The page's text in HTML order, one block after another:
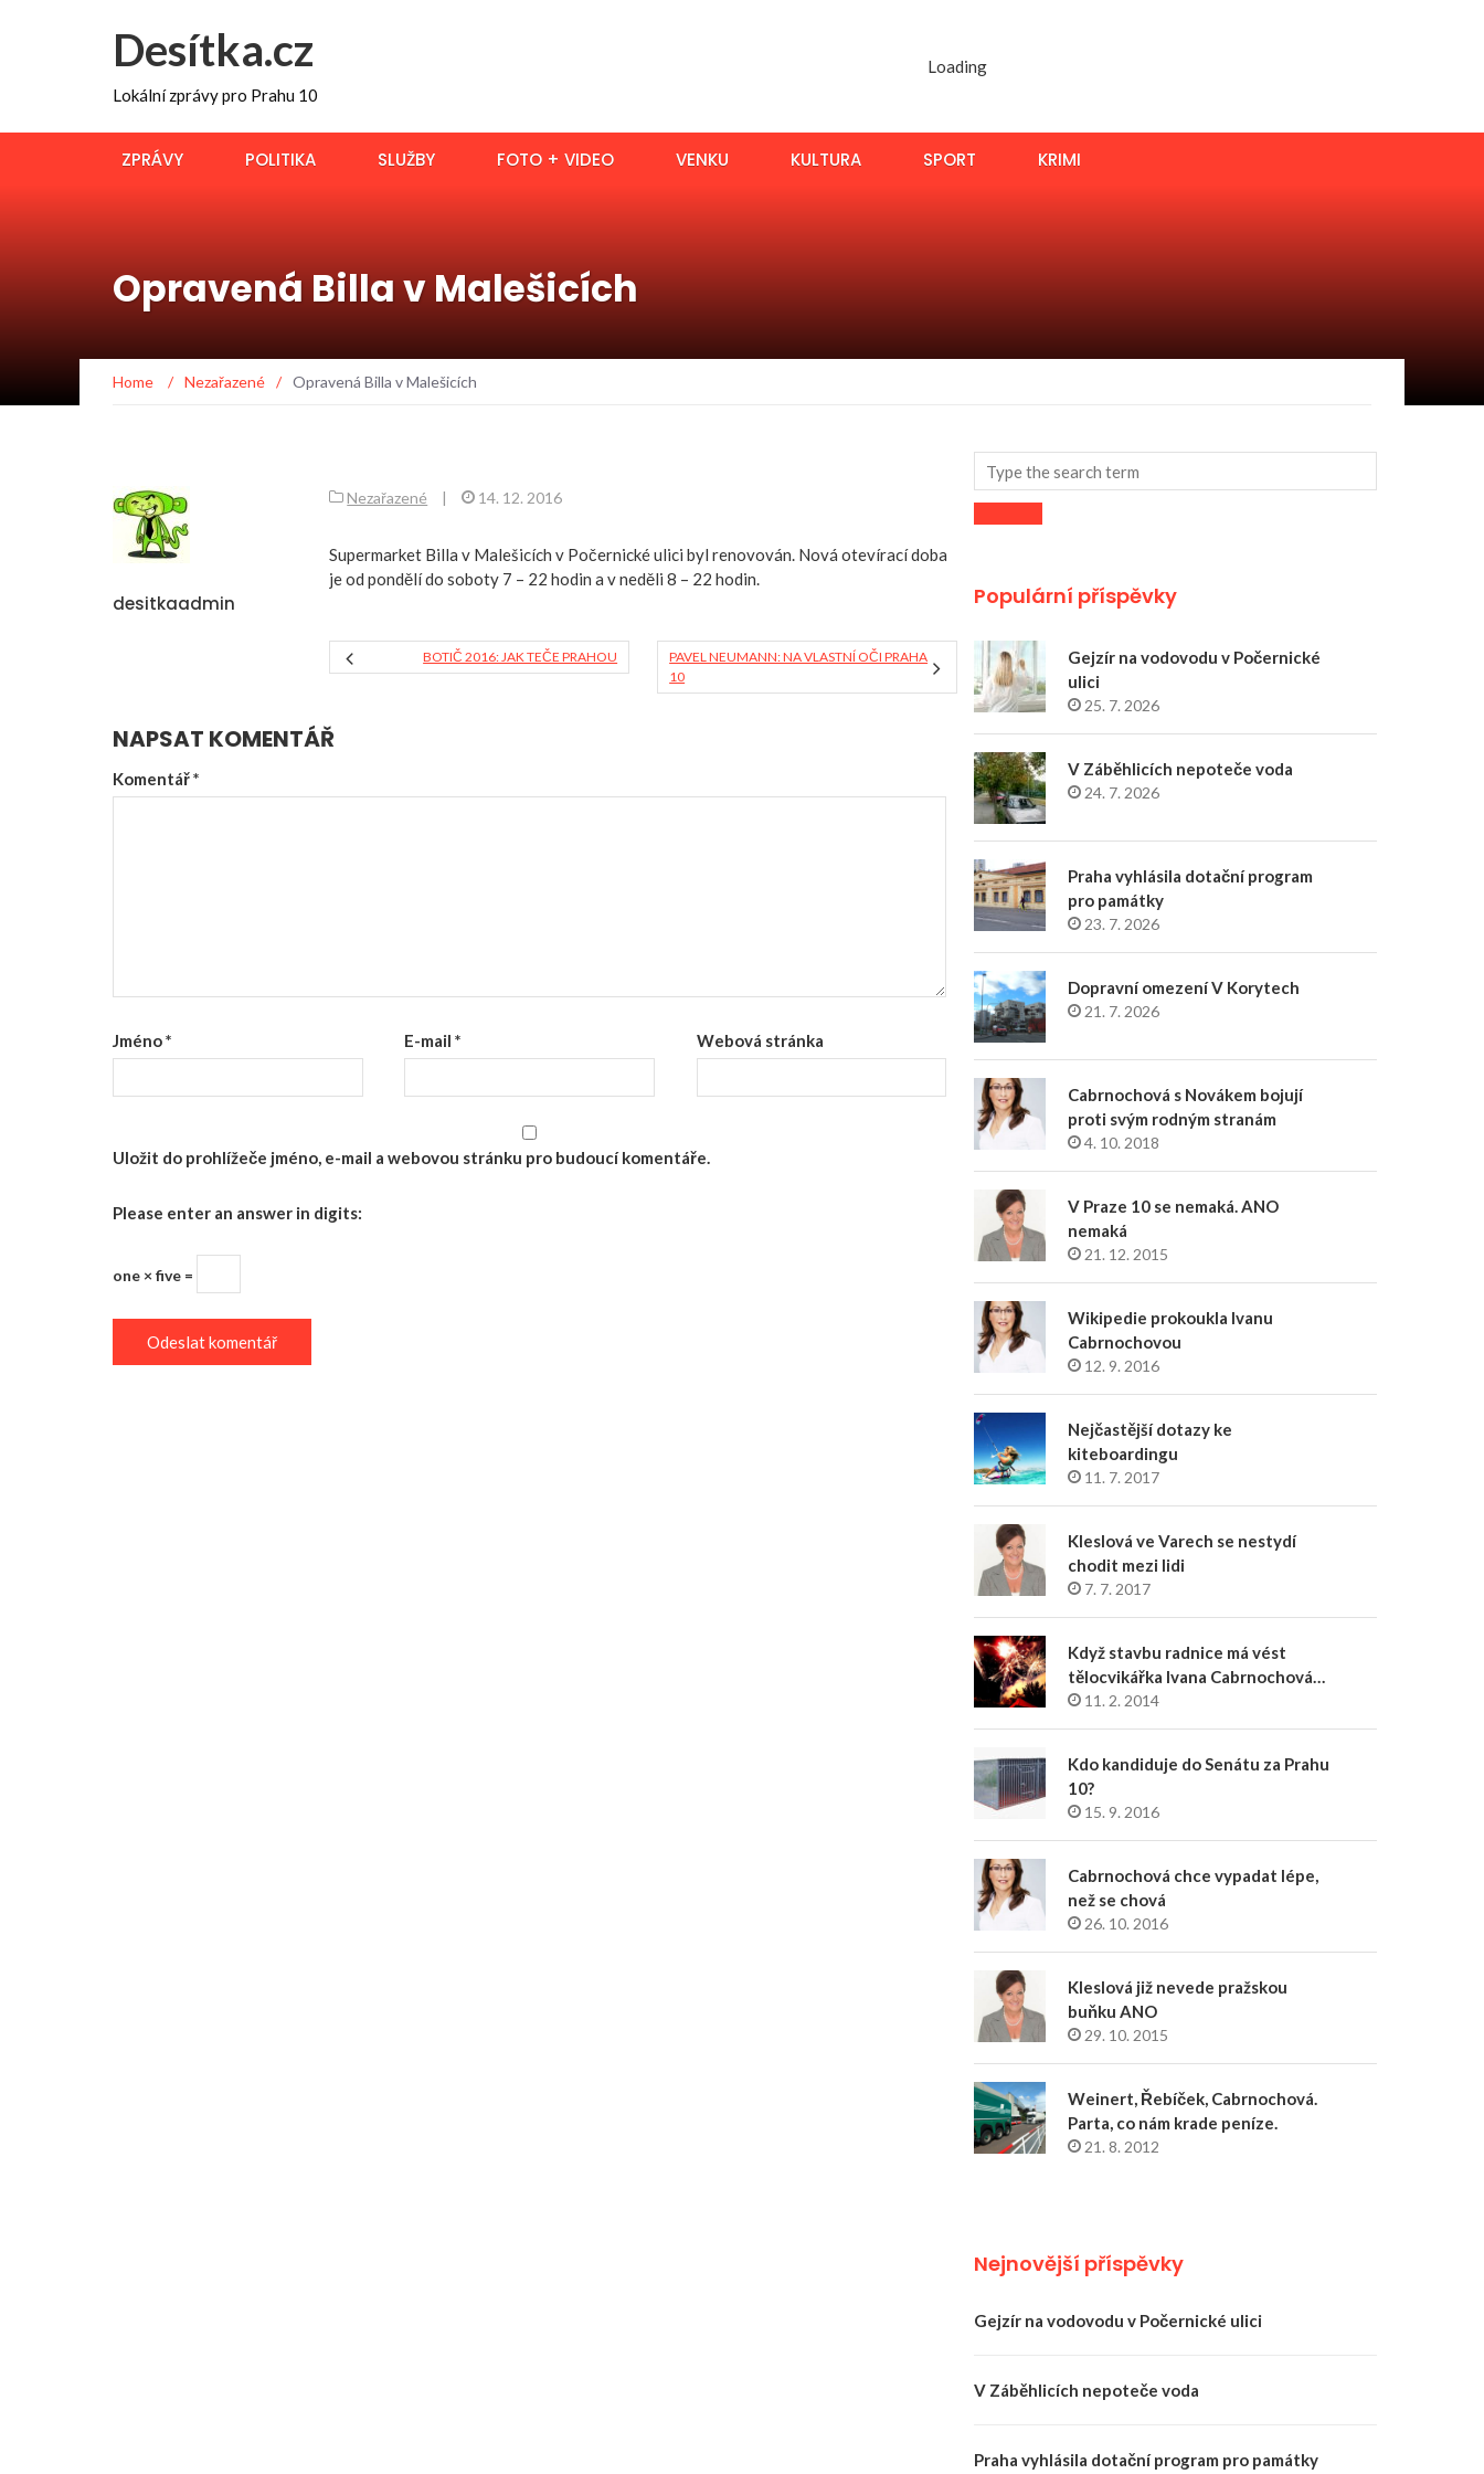
Desítka.cz
Lokální zprávy pro Prahu 10
Loading
ZPRÁVY POLITIKA SLUŽBY FOTO + VIDEO VENKU KULTURA SPORT KRIMI
Opravená Billa v Malešicích
Home / Nezařazené / Opravená Billa v Malešicích
desitkaadmin
Nezařazené | 14. 12. 2016
Supermarket Billa v Malešicích v Počernické ulici byl renovován. Nová otevírací doba
je od pondělí do soboty 7 – 22 hodin a v neděli 8 – 22 hodin.
BOTIČ 2016: JAK TEČE PRAHOU
PAVEL NEUMANN: NA VLASTNÍ OČI PRAHA
10
NAPSAT KOMENTÁŘ
Komentář*
Jméno* E-mail* Webová stránka
Uložit do prohlížeče jméno, e-mail a webovou stránku pro budoucí komentáře.
Please enter an answer in digits:
one × five =
Populární příspěvky
Gejzír na vodovodu v Počernické
ulici
25. 7. 2026
V Záběhlicích nepoteče voda
24. 7. 2026
Praha vyhlásila dotační program
pro památky
23. 7. 2026
Dopravní omezení V Korytech
21. 7. 2026
Cabrnochová s Novákem bojují
proti svým rodným stranám
4. 10. 2018
V Praze 10 se nemaká. ANO
nemaká
21. 12. 2015
Wikipedie prokoukla Ivanu
Cabrnochovou
12. 9. 2016
Nejčastější dotazy ke
kiteboardingu
11. 7. 2017
Kleslová ve Varech se nestydí
chodit mezi lidi
7. 7. 2017
Když stavbu radnice má vést
tělocvikářka Ivana Cabrnochová…
11. 2. 2014
Kdo kandiduje do Senátu za Prahu
10?
15. 9. 2016
Cabrnochová chce vypadat lépe,
než se chová
26. 10. 2016
Kleslová již nevede pražskou
buňku ANO
29. 10. 2015
Weinert, Řebíček, Cabrnochová.
Parta, co nám krade peníze.
21. 8. 2012
Nejnovější příspěvky
Gejzír na vodovodu v Počernické ulici
V Záběhlicích nepoteče voda
Praha vyhlásila dotační program pro památky